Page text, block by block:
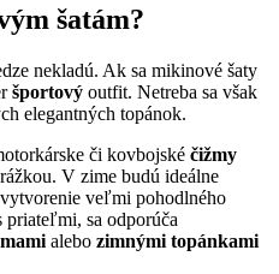
šatám?
nekladú. Ak sa mikinové šaty
športový outfit. Netreba sa však
elegantných topánok.
či kovbojské čižmy
V zime budú ideálne
veľmi pohodlného
sa odporúča
alebo zimnými topánkami